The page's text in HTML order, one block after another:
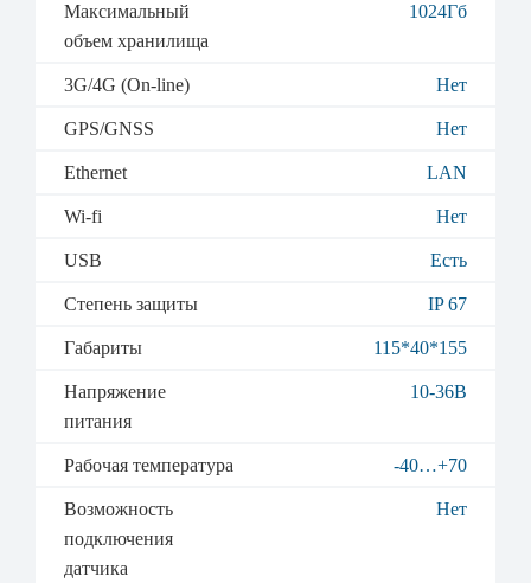
Максимальный
объем хранилища
1024Гб
3G/4G (On-line) Нет
GPS/GNSS Нет
Ethernet LAN
Wi-fi Нет
USB Есть
Степень защиты IP 67
Габариты 115*40*155
Напряжение
питания
10-36В
Рабочая температура -40…+70
Возможность
подключения
датчика
Нет